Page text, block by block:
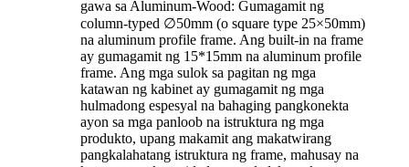
gawa sa Aluminum-Wood: Gumagamit ng
column-typed ∅50mm (o square type 25×50mm)
na aluminum profile frame. Ang built-in na frame
ay gumagamit ng 15*15mm na aluminum profile
frame. Ang mga sulok sa pagitan ng mga
katawan ng kabinet ay gumagamit ng mga
hulmadong espesyal na bahaging pangkonekta
ayon sa mga panloob na istruktura ng mga
produkto, upang makamit ang makatwirang
pangkalahatang istruktura ng frame, mahusay na